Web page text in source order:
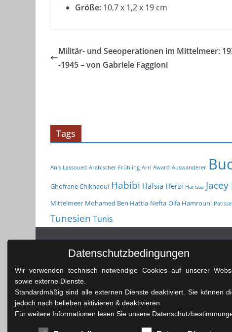
Größe: 10,7 x 1,2 x 19 cm
Militär- und Seeoperationen im Mittelmeer:
-1945 – von Gabriele Faggioni
Tags
Anis Lassoued Arabischer Frühling Arri Award Auswanderer
Ghofrane Chikhaoui Habibi Hafsia Herzi Harissa
Mittelmeer Mohamed Ben Hattia Nefta Olfa Hamrouni
Tunesien Tunis
Datenschutzbedingungen
Wir verwenden technisch notwendige Cookies auf unserer
sowie externe Dienste.
Standardmäßig sind alle externen Dienste deaktiviert. Sie können
jedoch nach belieben aktivieren & deaktivieren.
Für weitere Informationen lesen Sie unsere